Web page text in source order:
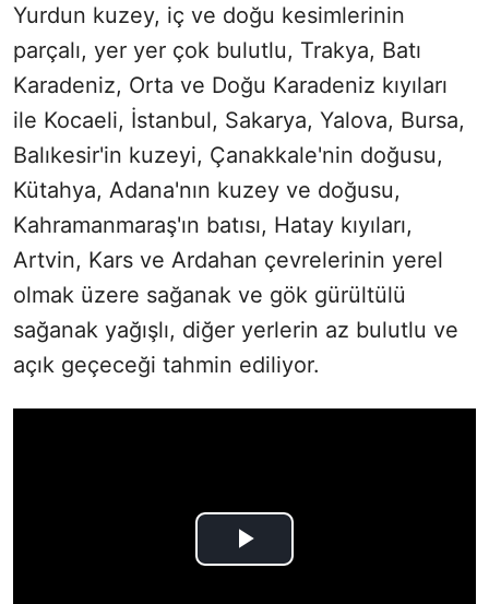
Yurdun kuzey, iç ve doğu kesimlerinin
parçalı, yer yer çok bulutlu, Trakya, Batı
Karadeniz, Orta ve Doğu Karadeniz kıyıları
ile Kocaeli, İstanbul, Sakarya, Yalova, Bursa,
Balıkesir'in kuzeyi, Çanakkale'nin doğusu,
Kütahya, Adana'nın kuzey ve doğusu,
Kahramanmaraş'ın batısı, Hatay kıyıları,
Artvin, Kars ve Ardahan çevrelerinin yerel
olmak üzere sağanak ve gök gürültülü
sağanak yağışlı, diğer yerlerin az bulutlu ve
açık geçeceği tahmin ediliyor.